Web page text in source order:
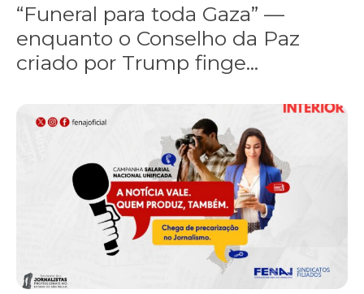
“Funeral para toda Gaza” —
enquanto o Conselho da Paz
criado por Trump finge...
Assinada nova CCT de jornais e revistas do interior